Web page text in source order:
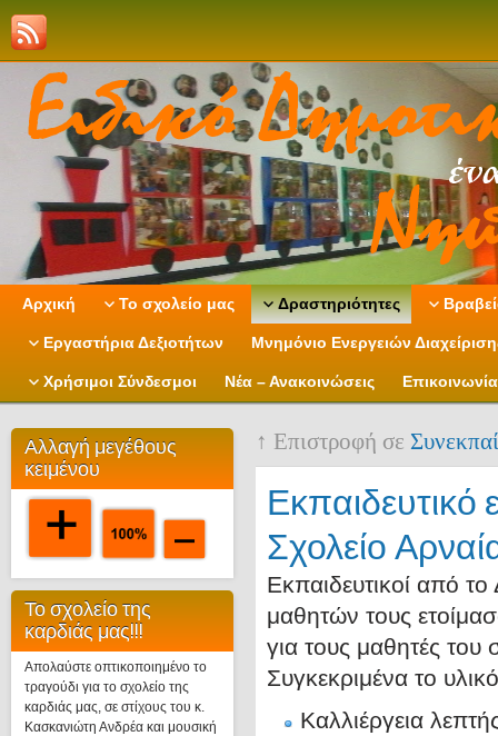
Αρχική Το σχολείο μας Δραστηριότητες
Εργαστήρια Δεξιοτήτων Μνημόνιο Ενεργειών
Χρήσιμοι Σύνδεσμοι Νέα – Ανακοινώσεις Επικοινωνία
Αλλαγή μεγέθους
κειμένου
Το σχολείο της
καρδιάς μας!!!
Απολαύστε οπτικοποιημένο το
τραγούδι για το σχολείο της
καρδιάς μας, σε στίχους του κ.
Κασκανιώτη Ανδρέα και μουσική
↑ Επιστροφή σε
Εκπαιδευτικό
Σχολείο
Εκπαιδευτικοί από
μαθητών τους
για τους μαθητές του
Συγκεκριμένα το
Καλλιέργεια